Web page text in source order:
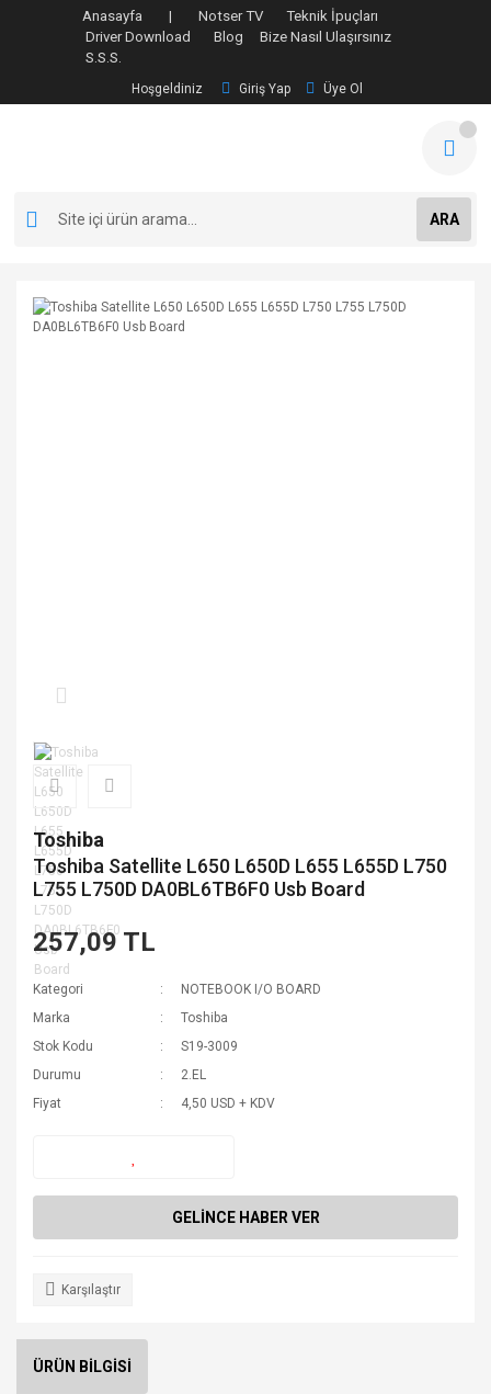
Anasayfa | Notser TV
Teknik İpuçları
Driver Download
Blog
Bize Nasıl Ulaşırsınız
S.S.S.
Hoşgeldiniz Giriş Yap Üye Ol
ARA
Toshiba
Toshiba Satellite L650 L650D L655 L655D L750
L755 L750D DA0BL6TB6F0 Usb Board
257,09 TL
Kategori
NOTEBOOK I/O BOARD
Marka
Toshiba
Stok Kodu
S19-3009
Durumu
2.EL
Fiyat
4,50 USD + KDV
GELİNCE HABER VER
Karşılaştır
ÜRÜN BİLGİSİ